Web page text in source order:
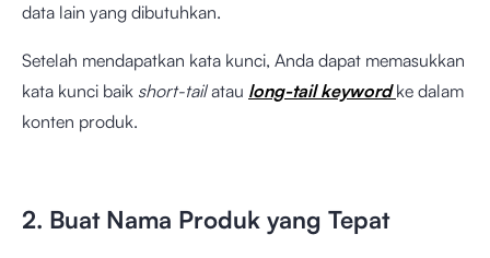
data lain yang dibutuhkan.
Setelah mendapatkan kata kunci, Anda dapat memasukkan
kata kunci baik short-tailatau long-tail keywordke dalam
konten produk.
2. Buat Nama Produk yang Tepat